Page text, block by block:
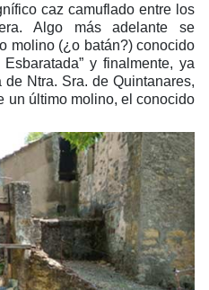
caz camuflado entre los
Algo más adelante se
molino (¿o batán?) conocido
y finalmente, ya
Ntra. Sra. de Quintanares,
un último molino, el conocido